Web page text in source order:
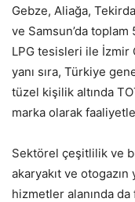
Gebze, Aliağa,
ve Samsun’da toplam
LPG tesisleri ile İzmir
yanı sıra, Türkiye
tüzel kişilik altında
marka olarak
Sektörel çeşitlilik ve
akaryakıt ve otogazın
hizmetler alanında da